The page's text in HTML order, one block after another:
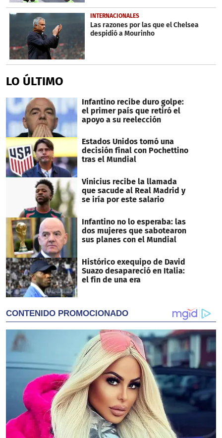
INTERNACIONALES
Las razones por las que el Chelsea
despidió a Mourinho
LO ÚLTIMO
Infantino recibe duro golpe:
el primer país que retiró el
apoyo a su reelección
Estados Unidos tomó una
decisión final con Pochettino
tras el Mundial
Vinicius recibe la llamada
que sacude al Real Madrid y
se iría por este salario
Infantino no lo esperaba: las
dos mujeres que sabotearon
sus planes con el Mundial
Histórico exequipo de David
Suazo desapareció en Italia:
el fin de una era